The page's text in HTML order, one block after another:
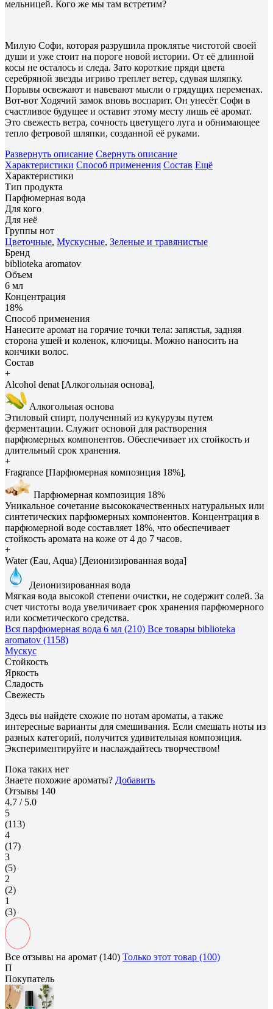
мельницей. Кого же мы там встретим?
Милую Софи, которая разрушила проклятье чистотой своей
души и уже стоит на пороге новой истории. От её длинной
косы не осталось и следа. Зато короткие пряди цвета
серебряной звезды игриво треплет ветер, сдувая шляпку.
Порывы освежают и навевают мысли о грядущих переменах.
Вот-вот Ходячий замок вновь воспарит. Он унесёт Софи в
счастливое будущее и оставит этому месту лишь её аромат.
Это свежесть ветра, сочность цветущего луга и обнимающее
тепло фетровой шляпки, созданной её руками.
Развернуть описание Свернуть описание
Характеристики Способ применения Состав Ещё
Характеристики
Тип продукта
Парфюмерная вода
Для кого
Для неё
Группы нот
Цветочные, Мускусные, Зеленые и травянистые
Бренд
biblioteka aromatov
Объем
6 мл
Концентрация
18%
Способ применения
Нанесите аромат на горячие точки тела: запястья, задняя
сторона ушей и коленок, ключицы. Можно наносить на
кончики волос.
Состав
+
Alcohol denat [Алкогольная основа],
Алкогольная основа
Этиловый спирт, полученный из кукурузы путем
ферментации. Служит основой для растворения
парфюмерных компонентов. Обеспечивает их стойкость и
длительный срок хранения.
+
Fragrance [Парфюмерная композиция 18%],
Парфюмерная композиция 18%
Уникальное сочетание высококачественных натуральных или
синтетических парфюмерных компонентов. Концентрация в
парфюмерной воде составляет 18%, что обеспечивает
стойкость аромата на коже от 4 до 7 часов.
+
Water (Eau, Aqua) [Деионизированная вода]
Деионизированная вода
Мягкая вода высокой степени очистки, не содержит солей. За
счет чистоты вода увеличивает срок хранения парфюмерного
или косметического средства.
Вся парфюмерная вода 6 мл (210) Все товары biblioteka
aromatov (1158)
Мускус
Стойкость
Яркость
Сладость
Свежесть
Здесь вы найдете схожие по нотам ароматы, а также
интересные варианты для смешивания. Если смешать ноты из
разных категорий, получится удивительная композиция.
Экспериментируйте и наслаждайтесь творчеством!
Пока таких нет
Знаете похожие ароматы? Добавить
Отзывы 140
4.7 / 5.0
5
(113)
4
(17)
3
(5)
2
(2)
1
(3)
Все отзывы на аромат (140) Только этот товар (100)
П
Покупатель